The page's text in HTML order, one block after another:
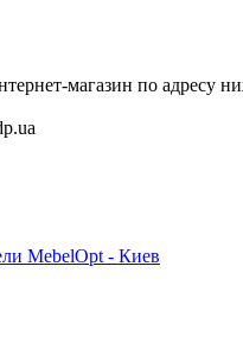
магазин по адресу